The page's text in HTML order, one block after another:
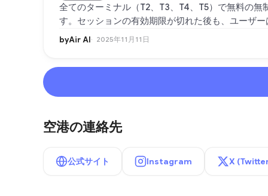
全てのターミナル（T2、T3、T4、T5）で無料の
す。セッションの有効期限が切れた後も、ユーザ
byAir AI 2025年11月11日
空港の連絡先
公式サイト Instagram X